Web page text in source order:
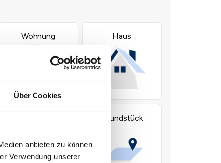
Über Cookies
anbieten zu können
Verwendung unserer